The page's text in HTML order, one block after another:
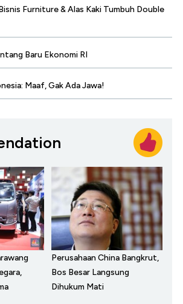
Furniture & Alas Kaki Tumbuh Double
Baru Ekonomi RI
Maaf, Gak Ada Jawa!
Perusahaan China Bangkrut,
Bos Besar Langsung
Dihukum Mati